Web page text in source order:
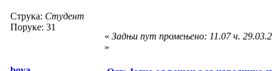
Струка: Студент
Поруке: 31
« Задњи пут промењено: 11.07 ч.
»